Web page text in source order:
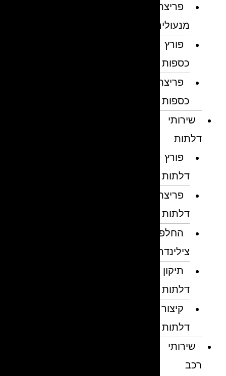
פריצת
מנעולים
פורץ
כספות
פריצת
כספות
שירותי
דלתות
פורץ
דלתות
פריצת
דלתות
החלפת
צילינדרים
תיקון
דלתות
קיצור
דלתות
שירותי